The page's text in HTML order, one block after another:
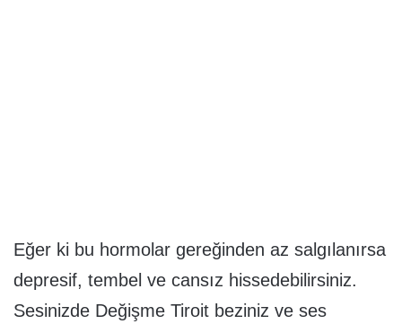
Eğer ki bu hormolar gereğinden az salgılanırsa
depresif, tembel ve cansız hissedebilirsiniz.
Sesinizde Değişme Tiroit beziniz ve ses